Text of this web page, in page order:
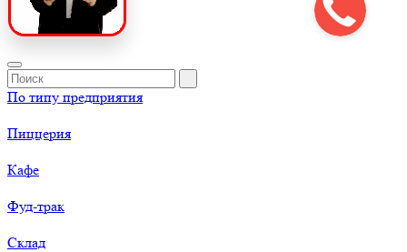
По типу предприятия
Пиццерия
Кафе
Фуд-трак
Склад